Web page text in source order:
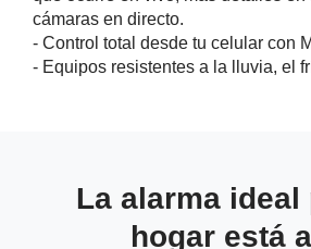
cámaras en directo.
- Control total desde tu celular con
- Equipos resistentes a la lluvia, el
La alarma ideal
hogar está